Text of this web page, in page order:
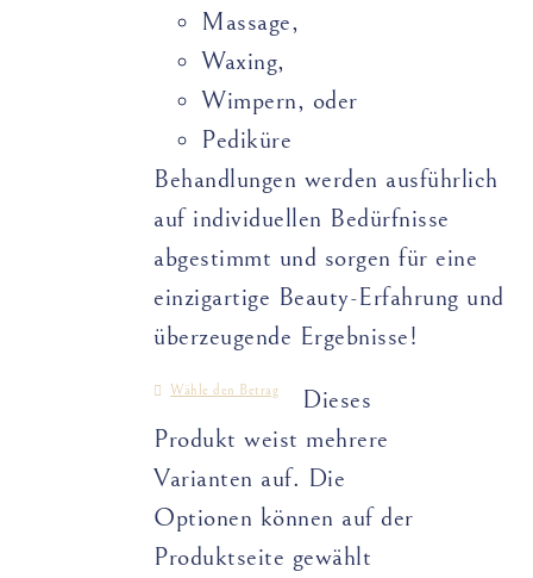
Massage,
Waxing,
Wimpern, oder
Pediküre
Behandlungen werden ausführlich
auf individuellen Bedürfnisse
abgestimmt und sorgen für eine
einzigartige Beauty-Erfahrung und
überzeugende Ergebnisse!
Wähle den Betrag
Dieses
Produkt weist mehrere
Varianten auf. Die
Optionen können auf der
Produktseite gewählt